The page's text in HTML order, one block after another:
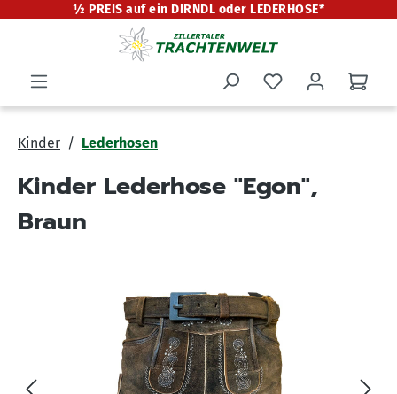
springen
½ PREIS auf ein DIRNDL oder LEDERHOSE*
Kinder Lederhosen
Kinder Lederhose "Egon",
Braun
Bildergalerie überspringen